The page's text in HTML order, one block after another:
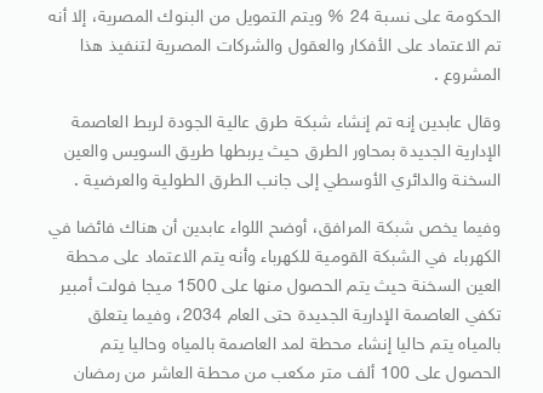
الحكومة على نسبة 24 % ويتم التمويل من البنوك المصرية، إلا أنه
تم الاعتماد على الأفكار والعقول والشركات المصرية لتنفيذ هذا
المشروع .
وقال عابدين إنه تم إنشاء شبكة طرق عالية الجودة لربط العاصمة
الإدارية الجديدة بمحاور الطرق حيث يربطها طريق السويس والعين
السخنة والدائري الأوسطي إلى جانب الطرق الطولية والعرضية .
وفيما يخص شبكة المرافق، أوضح اللواء عابدين أن هناك فائضا في
الكهرباء في الشبكة القومية للكهرباء وأنه يتم الاعتماد على محطة
العين السخنة حيث يتم الحصول منها على 1500 ميجا فولت أمبير
تكفي العاصمة الإدارية الجديدة حتى العام 2034، وفيما يتعلق
بالمياه يتم حاليا إنشاء محطة لمد العاصمة بالمياه وحاليا يتم
الحصول على 100 ألف متر مكعب من محطة العاشر من رمضان